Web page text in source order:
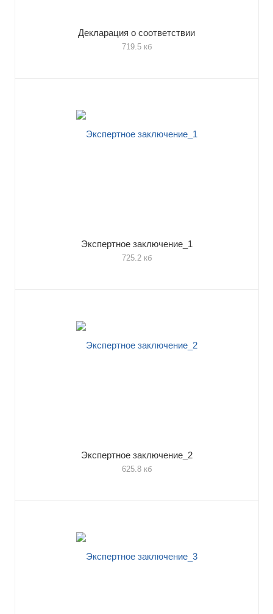
Декларация о соответствии
719.5 кб
Экспертное заключение_1
725.2 кб
Экспертное заключение_2
625.8 кб